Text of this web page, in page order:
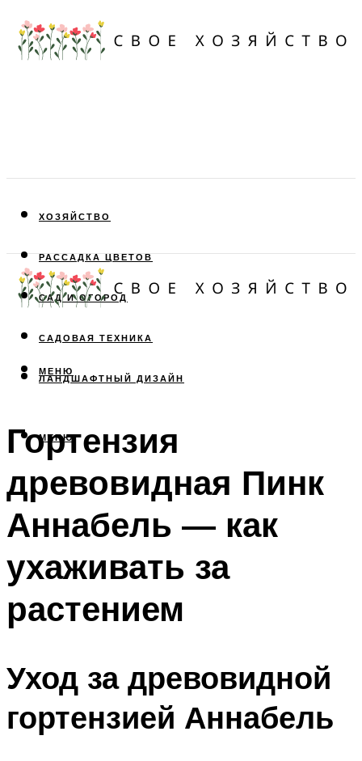
ХОЗЯЙСТВО
РАССАДКА ЦВЕТОВ
САД И ОГОРОД
САДОВАЯ ТЕХНИКА
ЛАНДШАФТНЫЙ ДИЗАЙН
МЕНЮ
МЕНЮ
Гортензия
древовидная Пинк
Аннабель — как
ухаживать за
растением
Уход за древовидной
гортензией Аннабель